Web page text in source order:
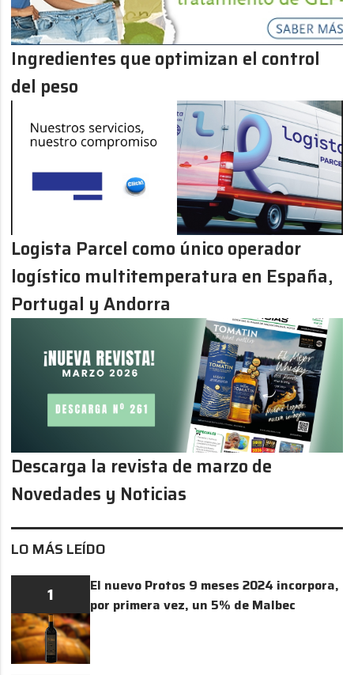
LO MÁS LEÍDO
1
El nuevo Protos 9 meses 2024 incorpora,
por primera vez, un 5% de Malbec
Ingredientes que optimizan el control
del peso
Logista Parcel como único operador
logístico multitemperatura en España,
Portugal y Andorra
Descarga la revista de marzo de
Novedades y Noticias